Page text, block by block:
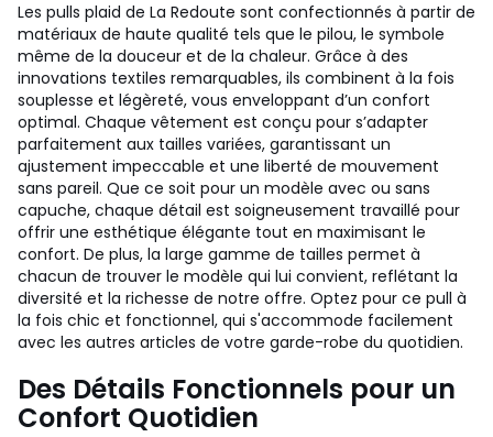
Les pulls plaid de La Redoute sont confectionnés à partir de
matériaux de haute qualité tels que le pilou, le symbole
même de la douceur et de la chaleur. Grâce à des
innovations textiles remarquables, ils combinent à la fois
souplesse et légèreté, vous enveloppant d’un confort
optimal. Chaque vêtement est conçu pour s’adapter
parfaitement aux tailles variées, garantissant un
ajustement impeccable et une liberté de mouvement
sans pareil. Que ce soit pour un modèle avec ou sans
capuche, chaque détail est soigneusement travaillé pour
offrir une esthétique élégante tout en maximisant le
confort. De plus, la large gamme de tailles permet à
chacun de trouver le modèle qui lui convient, reflétant la
diversité et la richesse de notre offre. Optez pour ce pull à
la fois chic et fonctionnel, qui s'accommode facilement
avec les autres articles de votre garde-robe du quotidien.
Des Détails Fonctionnels pour un
Confort Quotidien